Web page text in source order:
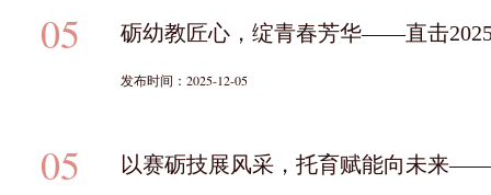
05 砺幼教匠心，绽青春芳华——直击
发布时间：2025-12-05
05 以赛砺技展风采，托育赋能向未来